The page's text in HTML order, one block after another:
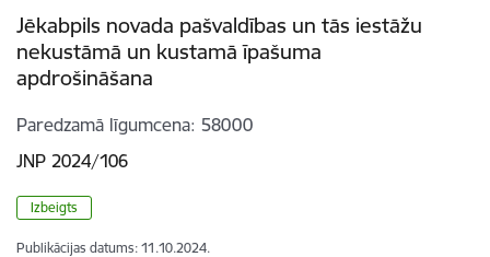
Jēkabpils novada pašvaldības un tās iestāžu
nekustāmā un kustamā īpašuma
apdrošināšana
Paredzamā līgumcena 58000
JNP 2024/106
Izbeigts
Publikācijas datums: 11.10.2024.